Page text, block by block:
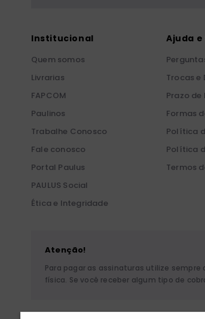
Institucional
Quem somos
Livrarias
FAPCOM
Paulinos
Trabalhe Conosco
Fale conosco
Portal Paulus
PAULUS Social
Ética e Integridade
Ajuda
Trocas e
Prazo de
Formas
Política
Política
Termos
Atenção!
Para pagar as assinaturas utilize
física. Se você receber algum tipo de